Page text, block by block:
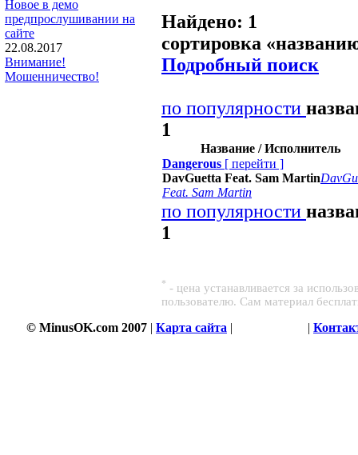
Новое в демо
предпрослушивании на
сайте
22.08.2017
Внимание!
Мошенничество!
Найдено: 1
сортировка «
Подробный поиск
по популярности
1
Название / Исполнитель
Dangerous [ перейти ]
DavGuetta Feat. Sam Martin
Feat. Sam Martin
по популярности
1
* - цена устанавливается за
пользователю. Сам материал
© MinusOK.com 2007 | Карта сайта | |